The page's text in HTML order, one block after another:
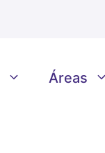
Áreas